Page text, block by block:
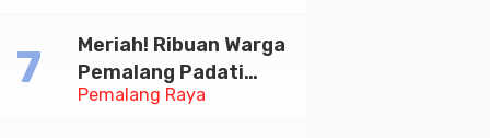
Pemalang Raya
Meriah! Ribuan Warga
Pemalang Padati
Kirab Festival Kamir